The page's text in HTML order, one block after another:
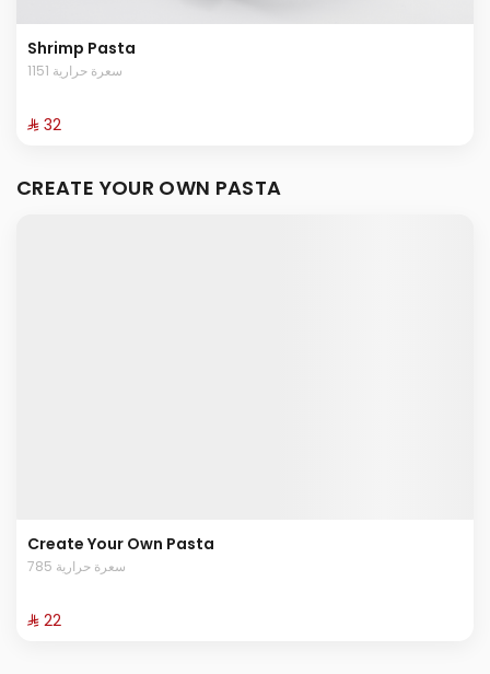
Shrimp Pasta
1151 سعرة حرارية
⁨⁦‪‬ 32⁩
CREATE YOUR OWN PASTA
Create Your Own Pasta
785 سعرة حرارية
⁨⁦‪‬ 22⁩